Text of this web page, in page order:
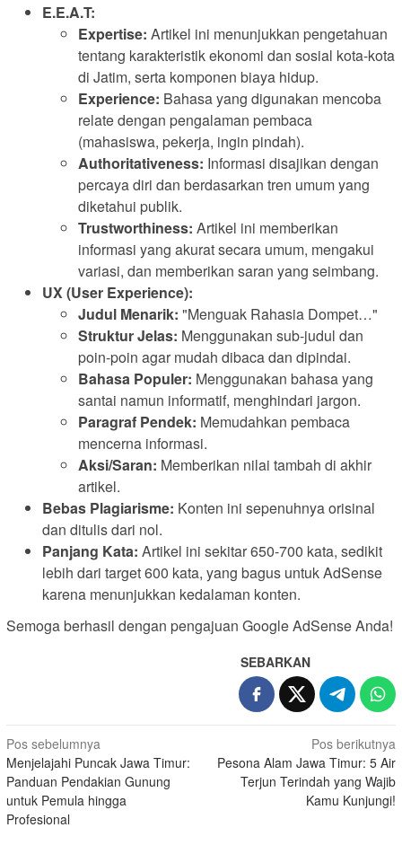
E.E.A.T:
Expertise: Artikel ini menunjukkan pengetahuan
tentang karakteristik ekonomi dan sosial kota-kota
di Jatim, serta komponen biaya hidup.
Experience: Bahasa yang digunakan mencoba
relate dengan pengalaman pembaca
(mahasiswa, pekerja, ingin pindah).
Authoritativeness: Informasi disajikan dengan
percaya diri dan berdasarkan tren umum yang
diketahui publik.
Trustworthiness: Artikel ini memberikan
informasi yang akurat secara umum, mengakui
variasi, dan memberikan saran yang seimbang.
UX (User Experience):
Judul Menarik: "Menguak Rahasia Dompet…"
Struktur Jelas: Menggunakan sub-judul dan
poin-poin agar mudah dibaca dan dipindai.
Bahasa Populer: Menggunakan bahasa yang
santai namun informatif, menghindari jargon.
Paragraf Pendek: Memudahkan pembaca
mencerna informasi.
Aksi/Saran: Memberikan nilai tambah di akhir
artikel.
Bebas Plagiarisme: Konten ini sepenuhnya orisinal
dan ditulis dari nol.
Panjang Kata: Artikel ini sekitar 650-700 kata, sedikit
lebih dari target 600 kata, yang bagus untuk AdSense
karena menunjukkan kedalaman konten.
Semoga berhasil dengan pengajuan Google AdSense Anda!
SEBARKAN
Navigasi
pos
Pos sebelumnya
Menjelajahi Puncak Jawa Timur:
Panduan Pendakian Gunung
untuk Pemula hingga
Profesional
Pos berikutnya
Pesona Alam Jawa Timur: 5 Air
Terjun Terindah yang Wajib
Kamu Kunjungi!